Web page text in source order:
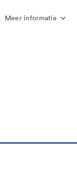
Meer informatie